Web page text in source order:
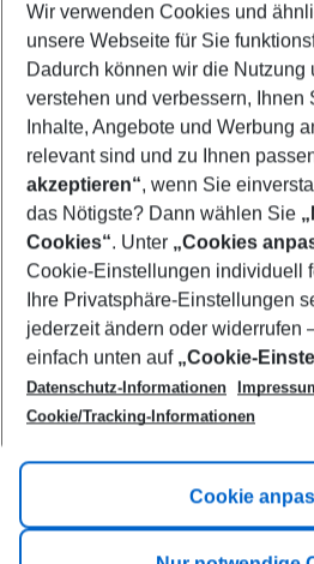
Select your date range
08/08/26–06/08/27 5-8
Who will travel
2 adults No children
Show more
Footer
Footer navigation
Title A
Link A
Wir verwenden Cookies und
unsere Webseite für Sie
Dadurch können wir die Nutzung
verstehen und verbessern, Ihnen
Inhalte, Angebote und Werbung
relevant sind und zu Ihnen
akzeptieren“, wenn Sie
das Nötigste? Dann wählen Sie
Cookies“. Unter „Cookies
Cookie-Einstellungen individuell
Ihre Privatsphäre-Einstellungen
jederzeit ändern oder widerrufen
einfach unten auf „Cookie-
Datenschutz-Informationen
Cookie/Tracking-Informationen
Cookie